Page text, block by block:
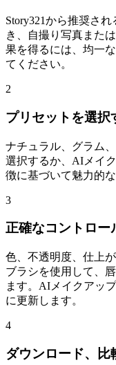
Story321から推奨さ
き、自撮り写真また
果を得るには、均一
てください。
2
プリセットを選
ナチュラル、グラム
選択するか、AIメイ
徴に基づいて魅力的
3
正確なコントロー
色、不透明度、仕上
ブラシを使用して、
ます。AIメイクアッ
に更新します。
4
ダウンロード、比